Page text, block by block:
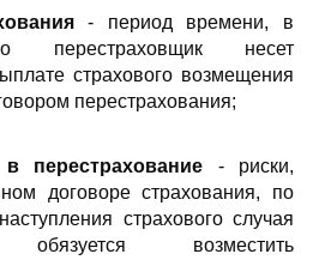
- период времени, в
перестраховщик несет
страхового возмещения
перестрахования;
перестрахование - риски,
договоре страхования, по
страхового случая
обязуется возместить